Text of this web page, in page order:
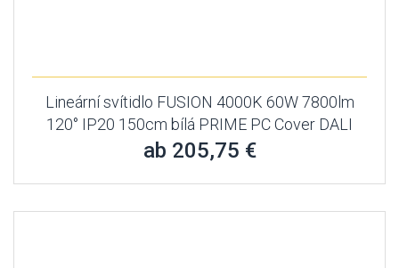
Lineární svítidlo FUSION 4000K 60W 7800lm
120° IP20 150cm bílá PRIME PC Cover DALI
ab 205,75 €